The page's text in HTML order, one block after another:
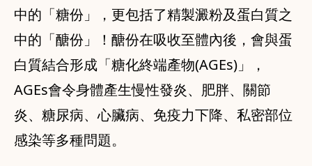
中的「糖份」，更包括了精製澱粉及蛋白質之
中的「醣份」！醣份在吸收至體內後，會與蛋
白質結合形成「糖化終端產物(AGEs)」，
AGEs會令身體產生慢性發炎、肥胖、關節
炎、糖尿病、心臟病、免疫力下降、私密部位
感染等多種問題。